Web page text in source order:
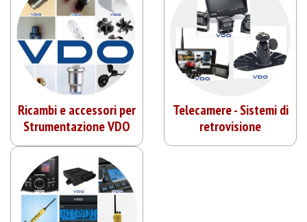
Ricambi e accessori per
Strumentazione VDO
Telecamere - Sistemi di
retrovisio­ne